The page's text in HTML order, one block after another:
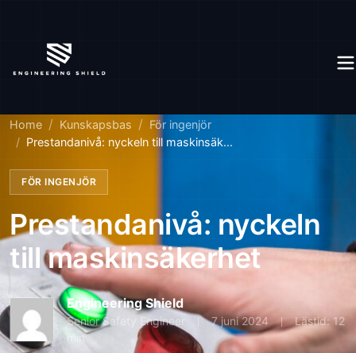
Home Kunskapsbas
För ingenjör
Prestandanivå: nyckeln till maskinsäk...
FÖR INGENJÖR
Prestandanivå: nyckeln
till maskinsäkerhet
Engineering Shield
Senior Safety Engineer 7 juni 2024
Lästid: 12
min